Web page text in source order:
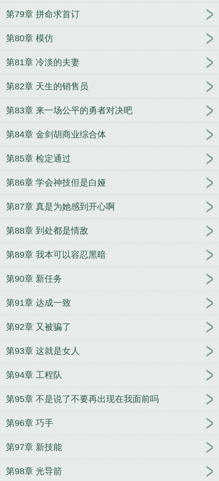
第79章 拼命求首订
第80章 模仿
第81章 冷淡的夫妻
第82章 天生的销售员
第83章 来一场公平的勇者对决吧
第84章 金剑胡商业综合体
第85章 检定通过
第86章 学会神技但是白娅
第87章 真是为她感到开心啊
第88章 到处都是情敌
第89章 我本可以容忍黑暗
第90章 新任务
第91章 达成一致
第92章 又被骗了
第93章 这就是女人
第94章 工程队
第95章 不是说了不要再出现在我面前吗
第96章 巧手
第97章 新技能
第98章 光导箭